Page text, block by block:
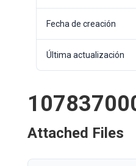
Fecha de creación
Última actualización
Attached Files